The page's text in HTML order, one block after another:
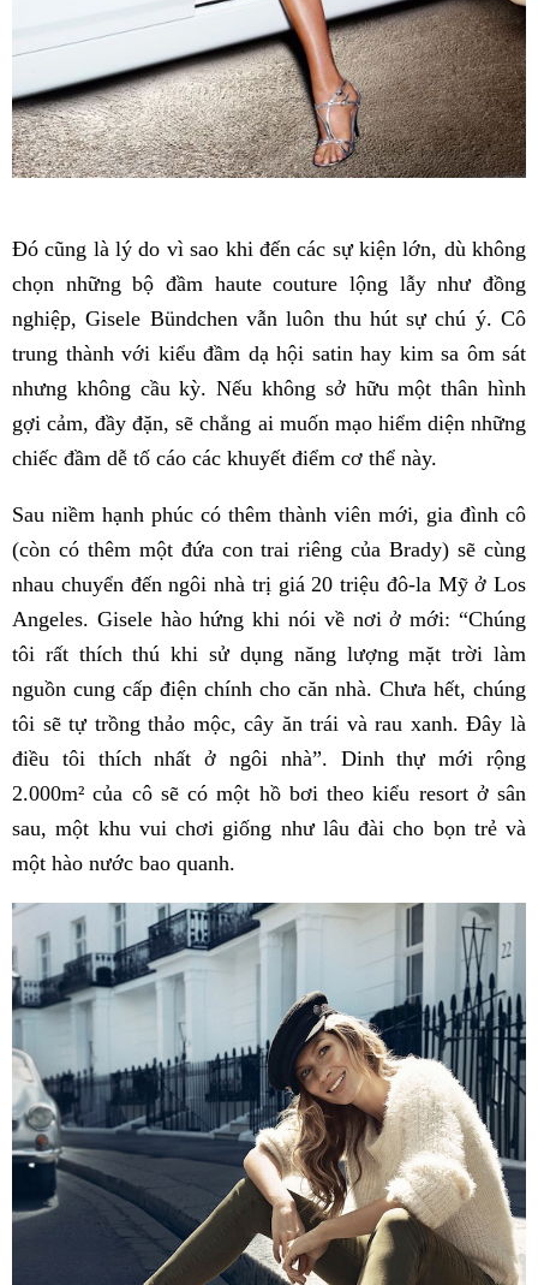
Đó cũng là lý do vì sao khi đến các sự kiện lớn, dù không
chọn những bộ đầm haute couture lộng lẫy như đồng
nghiệp, Gisele Bündchen vẫn luôn thu hút sự chú ý. Cô
trung thành với kiểu đầm dạ hội satin hay kim sa ôm sát
nhưng không cầu kỳ. Nếu không sở hữu một thân hình
gợi cảm, đầy đặn, sẽ chẳng ai muốn mạo hiểm diện những
chiếc đầm dễ tố cáo các khuyết điểm cơ thể này.
Sau niềm hạnh phúc có thêm thành viên mới, gia đình cô
(còn có thêm một đứa con trai riêng của Brady) sẽ cùng
nhau chuyển đến ngôi nhà trị giá 20 triệu đô-la Mỹ ở Los
Angeles. Gisele hào hứng khi nói về nơi ở mới: “Chúng
tôi rất thích thú khi sử dụng năng lượng mặt trời làm
nguồn cung cấp điện chính cho căn nhà. Chưa hết, chúng
tôi sẽ tự trồng thảo mộc, cây ăn trái và rau xanh. Đây là
điều tôi thích nhất ở ngôi nhà”. Dinh thự mới rộng
2.000m² của cô sẽ có một hồ bơi theo kiểu resort ở sân
sau, một khu vui chơi giống như lâu đài cho bọn trẻ và
một hào nước bao quanh.